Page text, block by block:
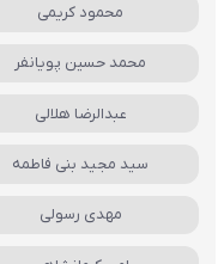
محمود کریمی
محمد حسین پویانفر
عبدالرضا هلالی
سید مجید بنی فاطمه
مهدی رسولی